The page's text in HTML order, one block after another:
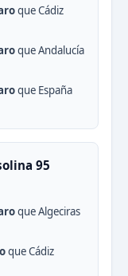
que Cádiz
que Andalucía
que España
95
que Algeciras
que Cádiz